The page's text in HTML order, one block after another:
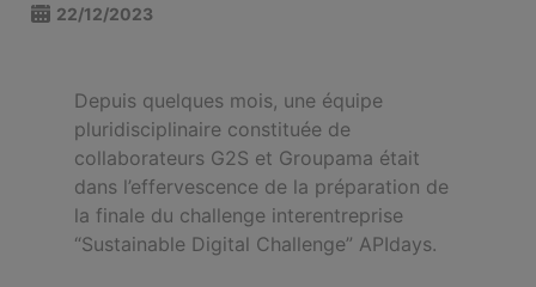
22/12/2023
Depuis quelques mois, une équipe
pluridisciplinaire constituée de
collaborateurs G2S et Groupama était
dans l’effervescence de la préparation de
la finale du challenge interentreprise
“Sustainable Digital Challenge” APIdays.